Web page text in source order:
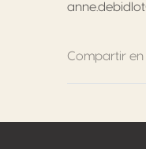
Compartir en